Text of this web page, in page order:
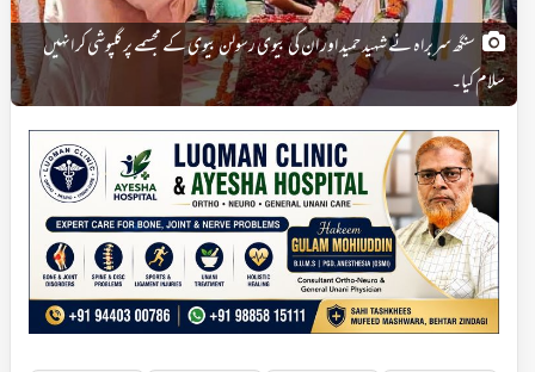
سنگھ سربراہ نے شہید حمید اور ان کی بیوی رسولن بیوی کے مجسمے پر گلپوشی کر انہیں
سلام کیا۔